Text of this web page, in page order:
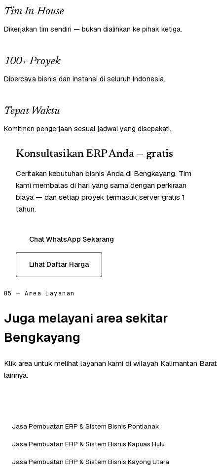
Tim In-House
Dikerjakan tim sendiri — bukan dialihkan ke pihak ketiga.
100+ Proyek
Dipercaya bisnis dan instansi di seluruh Indonesia.
Tepat Waktu
Komitmen pengerjaan sesuai jadwal yang disepakati.
Konsultasikan ERP Anda — gratis
Ceritakan kebutuhan bisnis Anda di Bengkayang. Tim
kami membalas di hari yang sama dengan perkiraan
biaya — dan setiap proyek termasuk server gratis 1
tahun.
Chat WhatsApp Sekarang
Lihat Daftar Harga
05 — Area Layanan
Juga melayani area sekitar
Bengkayang
Klik area untuk melihat layanan kami di wilayah Kalimantan Barat
lainnya.
Jasa Pembuatan ERP & Sistem Bisnis Pontianak
Jasa Pembuatan ERP & Sistem Bisnis Kapuas Hulu
Jasa Pembuatan ERP & Sistem Bisnis Kayong Utara